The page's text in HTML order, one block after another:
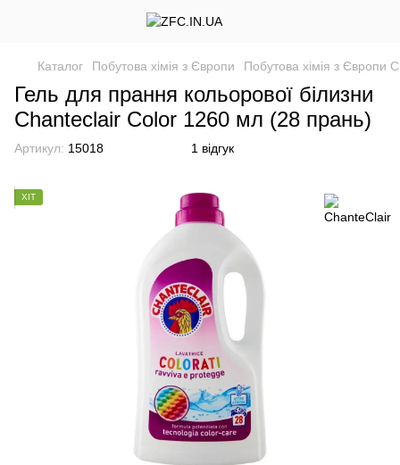
Каталог Побутова хімія з Європи Побутова хімія з Європи
Гель для прання кольорової білизни
Chanteclair Color 1260 мл (28 прань)
Артикул: 15018 1 відгук
ХІТ